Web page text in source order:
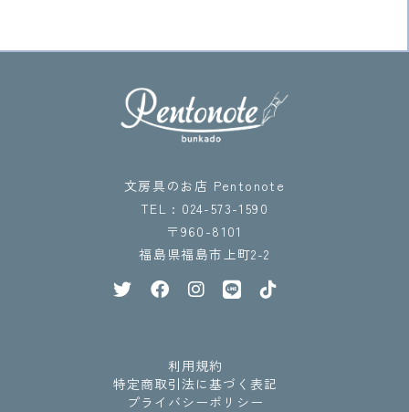
文房具のお店 Pentonote
TEL : 024-573-1590
〒960-8101
福島県福島市上町2-2
利用規約
特定商取引法に基づく表記
プライバシーポリシー